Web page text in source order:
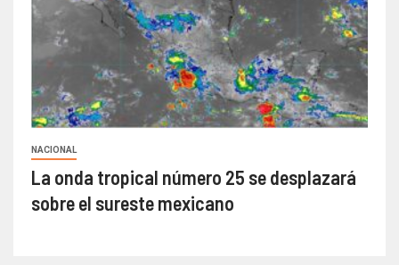
NACIONAL
La onda tropical número 25 se desplazará
sobre el sureste mexicano